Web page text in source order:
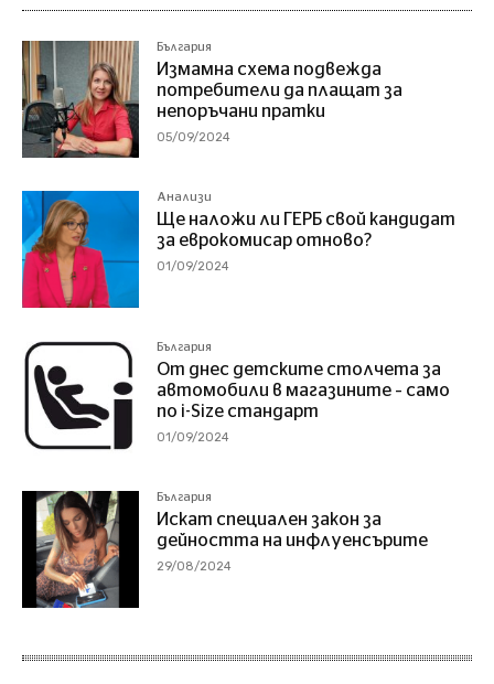
България
Измамна схема подвежда
потребители да плащат за
непоръчани пратки
05/09/2024
Анализи
Ще наложи ли ГЕРБ свой кандидат
за еврокомисар отново?
01/09/2024
България
От днес детските столчета за
автомобили в магазините – само
по i-Size стандарт
01/09/2024
България
Искат специален закон за
дейността на инфлуенсърите
29/08/2024